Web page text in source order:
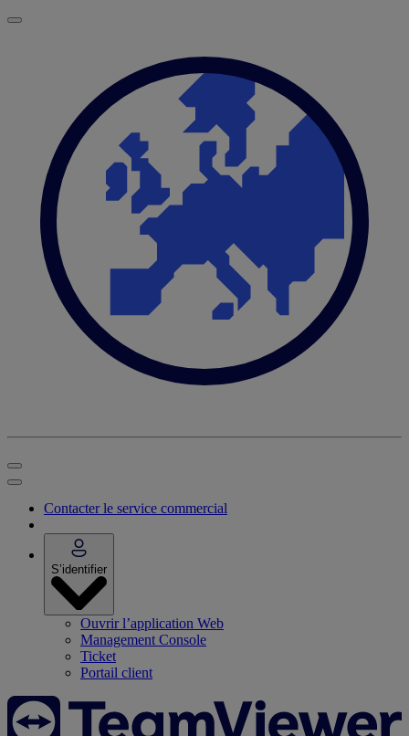
Contacter le service commercial
S’identifier
Ouvrir l’application Web
Management Console
Ticket
Portail client